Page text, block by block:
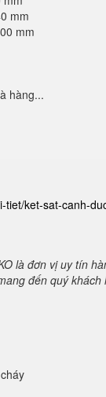
mm
mm
hàng...
tiet/ket-sat-canh-
là đơn vị uy tín
đến quý